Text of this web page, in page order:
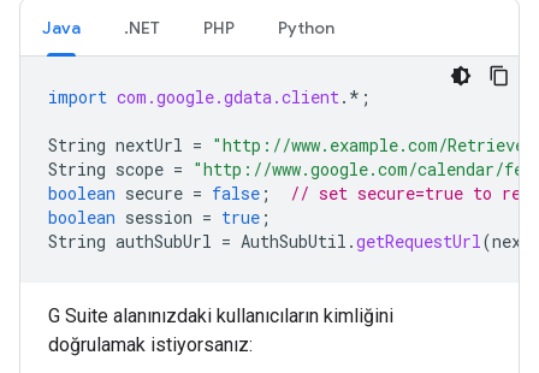
Java .NET PHP Python
import com.google.gdata.client.* ;
String nextUrl = "http://www.example.com/
String scope = "http://www.google.com/calendar/
boolean secure = false ;
// set secure=true to
boolean session = true ;
String authSubUrl = AuthSubUtil .getRequestUrl(
G Suite alanınızdaki kullanıcıların kimliğini
doğrulamak istiyorsanız: